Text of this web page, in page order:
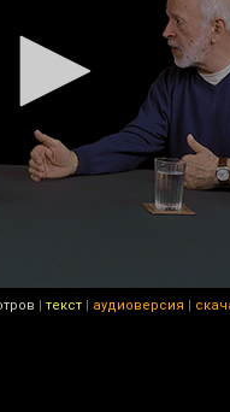
| текст | аудиоверсия |